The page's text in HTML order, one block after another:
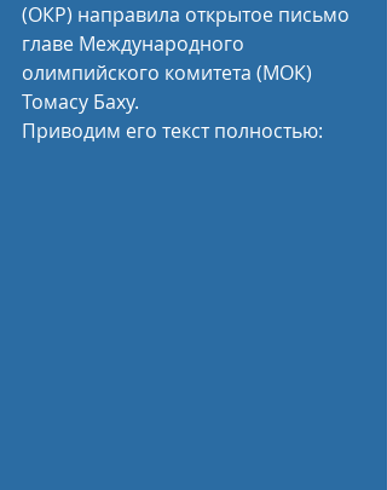
(ОКР) направила открытое письмо
главе Международного
олимпийского комитета (МОК)
Томасу Баху.
Приводим его текст полностью: